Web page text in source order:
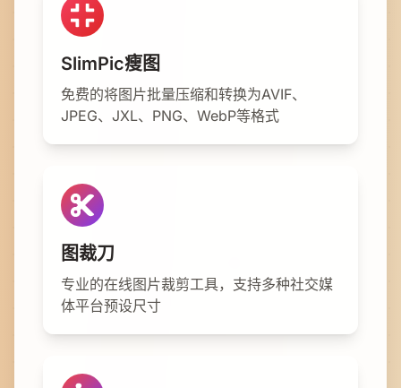
SlimPic瘦图
免费的将图片批量压缩和转换为AVIF、
JPEG、JXL、PNG、WebP等格式
图裁刀
专业的在线图片裁剪工具，支持多种社交媒
体平台预设尺寸